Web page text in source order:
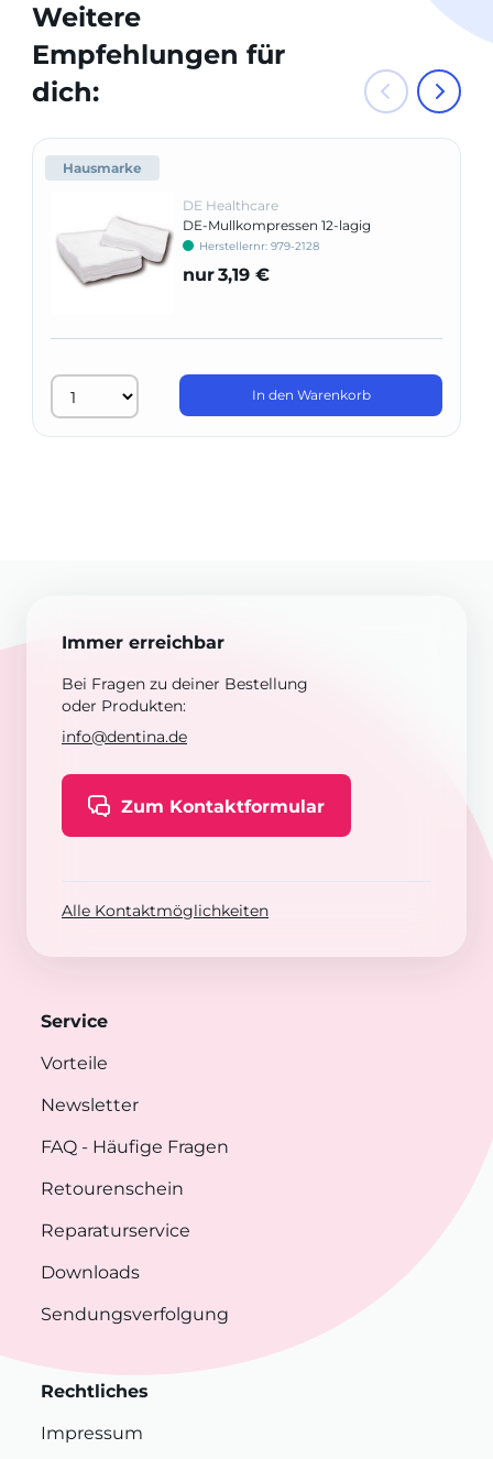
Weitere
Empfehlungen für
dich:
Hausmarke
DE Healthcare
DE-Mullkompressen 12-lagig
Herstellernr: 979-2128
nur3,19 €
In den Warenkorb
Immer erreichbar
Bei Fragen zu deiner Bestellung
oder Produkten:
info@dentina.de
Zum Kontaktformular
Alle Kontaktmöglichkeiten
Service
Vorteile
Newsletter
FAQ - Häufige Fragen
Retourenschein
Reparaturservice
Downloads
Sendungsverfolgung
Rechtliches
Impressum